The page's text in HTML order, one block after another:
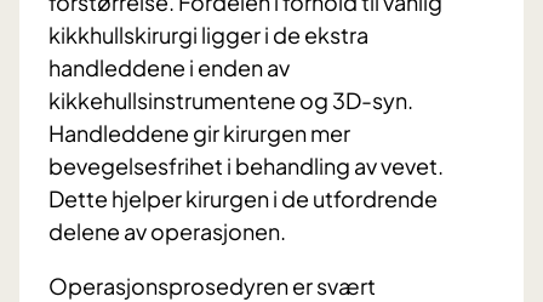
kikkhullskirurgi ligger i de ekstra
handleddene i enden av
kikkehullsinstrumentene og 3D-syn.
Handleddene gir kirurgen mer
bevegelsesfrihet i behandling av vevet.
Dette hjelper kirurgen i de utfordrende
delene av operasjonen.
Operasjonsprosedyren er svært